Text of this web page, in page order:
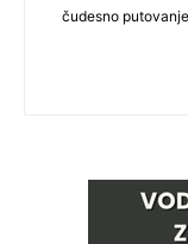
čudesno